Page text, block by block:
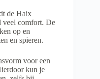
de Haix
veel comfort. De
op en
en spieren.
voor een
kun je